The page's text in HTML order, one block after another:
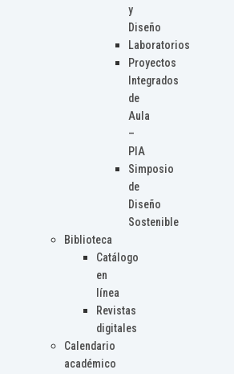
y
Diseño
Laboratorios
Proyectos
Integrados
de
Aula
–
PIA
Simposio
de
Diseño
Sostenible
Biblioteca
Catálogo
en
línea
Revistas
digitales
Calendario
académico